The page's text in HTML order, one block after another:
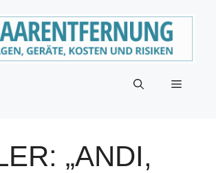
Menü
„ANDI,